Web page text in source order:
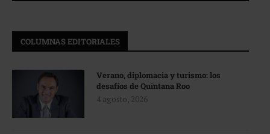
COLUMNAS EDITORIALES
Verano, diplomacia y turismo: los
desafíos de Quintana Roo
4 agosto, 2026